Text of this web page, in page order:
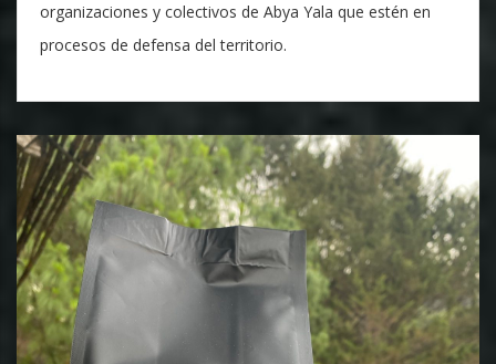
organizaciones y colectivos de Abya Yala que estén en
procesos de defensa del territorio.